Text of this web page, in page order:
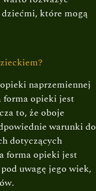
które mogą
naprzemiennej
forma opieki jest
to, że oboje
warunki do
dotyczących
forma opieki jest
uwagę jego wiek,